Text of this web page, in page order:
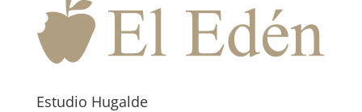
Estudio Hugalde